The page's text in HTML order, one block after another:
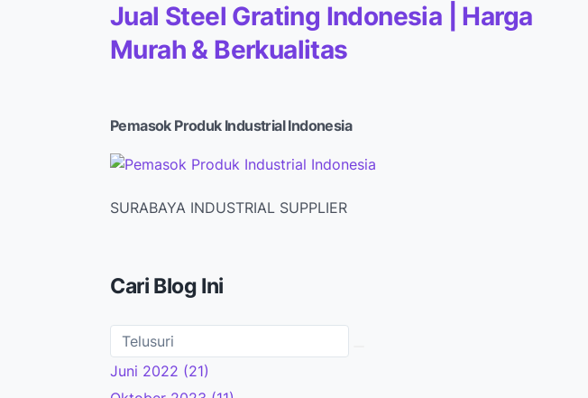
Jual Steel Grating Indonesia | Harga
Murah & Berkualitas
Pemasok Produk Industrial Indonesia
SURABAYA INDUSTRIAL SUPPLIER
Cari Blog Ini
Juni 2022 (21)